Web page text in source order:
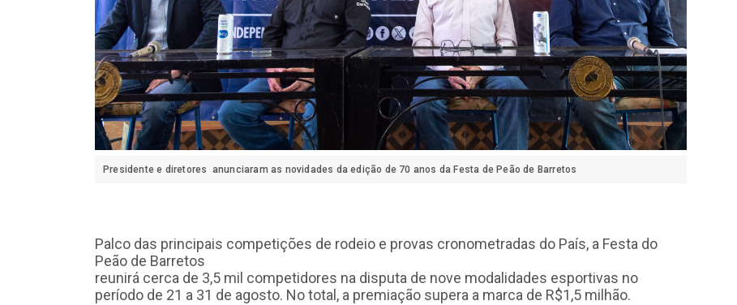
Presidente e diretores anunciaram as novidades da edição de 70 anos da Festa de Peão de Barretos
Palco das principais competições de rodeio e provas cronometradas do País, a Festa do
Peão de Barretos
reunirá cerca de 3,5 mil competidores na disputa de nove modalidades esportivas no
período de 21 a 31 de agosto. No total, a premiação supera a marca de R$1,5 milhão.